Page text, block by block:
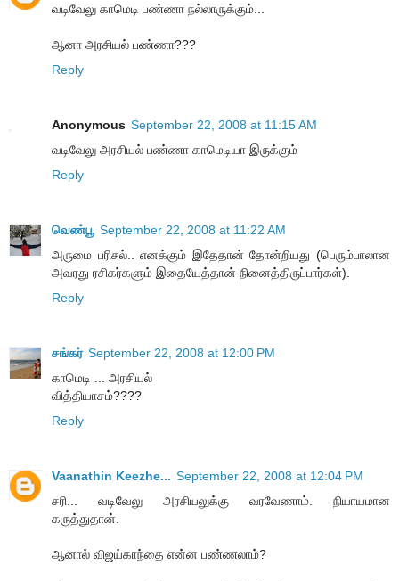
வடிவேலு காமெடி பண்ணா நல்லாருக்கும்...
ஆனா அரசியல் பண்ணா???
Reply
Anonymous September 22, 2008 at 11:15 AM
வடிவேலு அரசியல் பண்ணா காமெடியா இருக்கும்
Reply
வெண்பூ September 22, 2008 at 11:22 AM
அருமை பரிசல்.. எனக்கும் இதேதான் தோன்றியது (பெரும்பாலான
அவரது ரசிகர்களும் இதையேத்தான் நினைத்திருப்பார்கள்).
Reply
சங்கர் September 22, 2008 at 12:00 PM
காமெடி ... அரசியல்
வித்தியாசம்????
Reply
Vaanathin Keezhe... September 22, 2008 at 12:04 PM
சரி... வடிவேலு அரசியலுக்கு வரவேணாம். நியாயமான
கருத்துதான்.
ஆனால் விஜய்காந்தை என்ன பண்ணலாம்?